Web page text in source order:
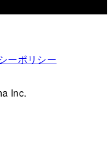
ーポリシー
Inc.